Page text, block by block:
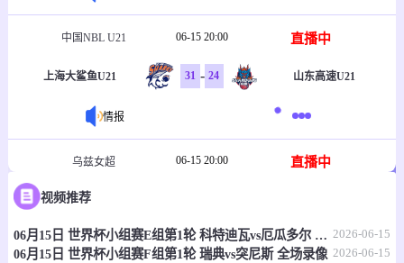
中国NBL U21 06-15 20:00 直播中
上海大鲨鱼U21 31 - 24 山东高速U21
情报
乌兹女超 06-15 20:00 直播中
塔什干火车头女足
情报
视频推荐
06月15日 世界杯小组赛E组第1轮 科特迪瓦vs厄瓜多尔 全场录像 2026-06-15
06月15日 世界杯小组赛F组第1轮 瑞典vs突尼斯 全场录像 2026-06-15